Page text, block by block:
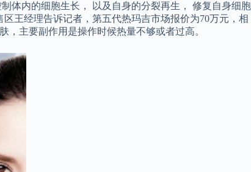
体内的细胞生长， 以及自身的分裂再生， 修复自身细胞
王经理告诉记者，第五代热玛吉市场报价为70万元，相
主要副作用是操作时候热量不够或者过高。